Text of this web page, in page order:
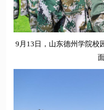
9月13日，山东德州学院校